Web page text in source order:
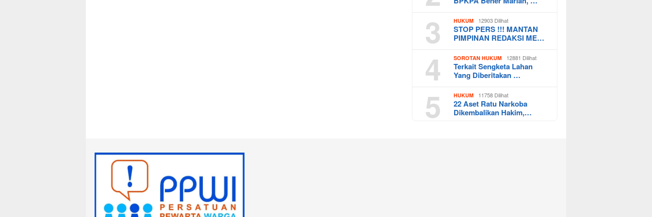
3 HUKUM 12903 Dilihat
STOP PERS !!! MANTAN
PIMPINAN REDAKSI ME…
4 SOROTAN HUKUM 12881 Dilihat
Terkait Sengketa Lahan
Yang Diberitakan …
5 HUKUM 11758 Dilihat
22 Aset Ratu Narkoba
Dikembalikan Hakim,…